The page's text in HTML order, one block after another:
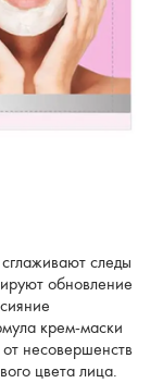
следы
обновление
крем-маски
несовершенств
цвета лица.